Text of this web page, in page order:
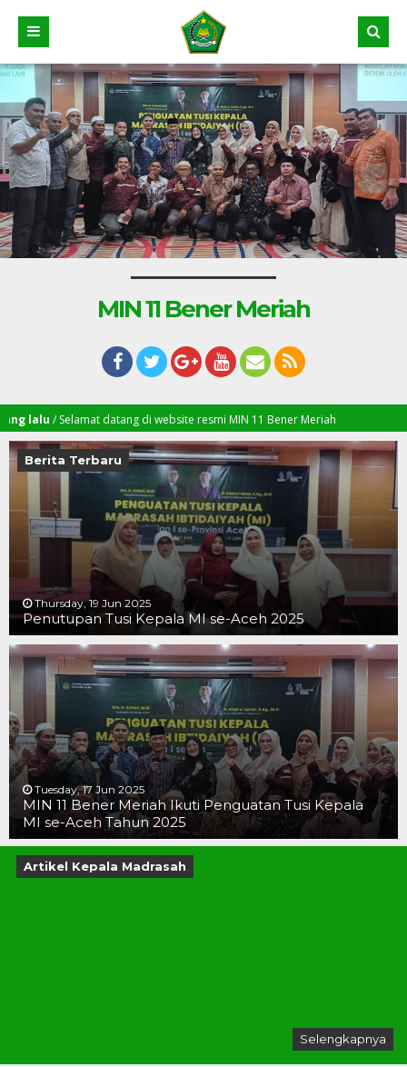
MIN 11 Bener Meriah
/ Selamat datang di website resmi MIN 11 Bener Meriah
Berita Terbaru
Thursday, 19 Jun 2025
Penutupan Tusi Kepala MI se-Aceh 2025
Tuesday, 17 Jun 2025
MIN 11 Bener Meriah Ikuti Penguatan Tusi Kepala
MI se-Aceh Tahun 2025
Artikel Kepala Madrasah
Selengkapnya
19 JUN 2025
19 JUN 2025
16 JUN 2025